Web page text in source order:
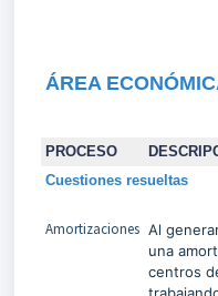
ÁREA
PROCESO
Cuestiones resueltas
Amortizaciones Al
una
centros